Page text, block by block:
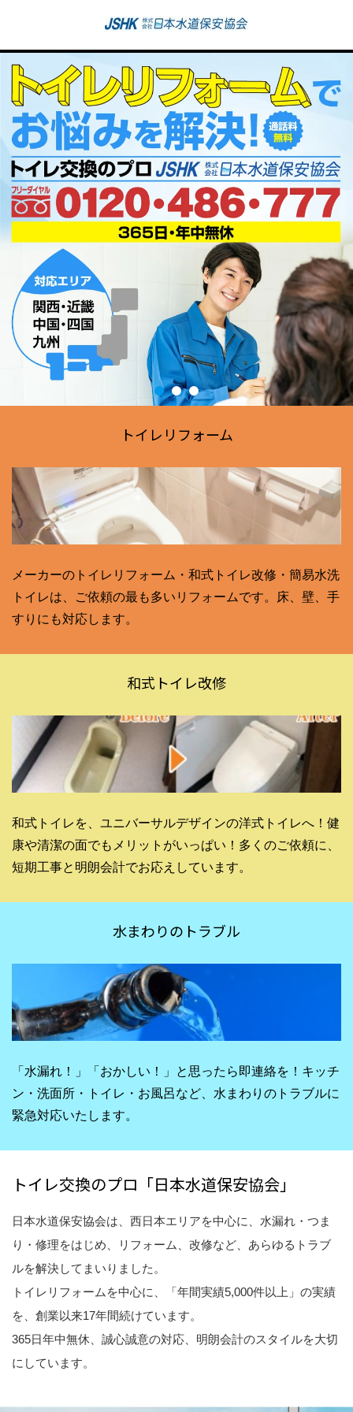
トイレリフォーム
メーカーのトイレリフォーム・和式トイレ改修・簡易水洗
トイレは、ご依頼の最も多いリフォームです。床、壁、手
すりにも対応します。
和式トイレ改修
和式トイレを、ユニバーサルデザインの洋式トイレへ！健
康や清潔の面でもメリットがいっぱい！多くのご依頼に、
短期工事と明朗会計でお応えしています。
水まわりのトラブル
「水漏れ！」「おかしい！」と思ったら即連絡を！キッチ
ン・洗面所・トイレ・お風呂など、水まわりのトラブルに
緊急対応いたします。
トイレ交換のプロ「日本水道保安協会」
日本水道保安協会は、西日本エリアを中心に、水漏れ・つま
り・修理をはじめ、リフォーム、改修など、あらゆるトラブ
ルを解決してまいりました。
トイレリフォームを中心に、「年間実績5,000件以上」の実績
を、創業以来17年間続けています。
365日年中無休、誠心誠意の対応、明朗会計のスタイルを大切
にしています。